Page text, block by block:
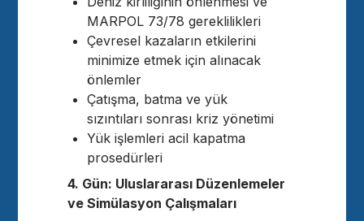
MARPOL 73/78 gereklilikleri
Çevresel kazaların etkilerini
minimize etmek için alınacak
önlemler
Çatışma, batma ve yük
sızıntıları sonrası kriz yönetimi
Yük işlemleri acil kapatma
prosedürleri
4. Gün: Uluslararası Düzenlemeler
ve Simülasyon Çalışmaları